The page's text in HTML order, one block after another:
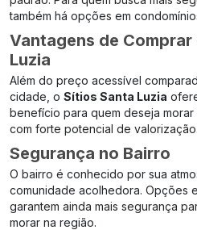
também há opções em
Vantagens de Comprar
Luzia
Além do preço acessível
cidade, o Sítios Santa Luzia
benefício para quem deseja morar
com forte potencial de valorização.
Segurança no Bairro
O bairro é conhecido por sua
comunidade acolhedora. Opções
garantem ainda mais segurança
morar na região.